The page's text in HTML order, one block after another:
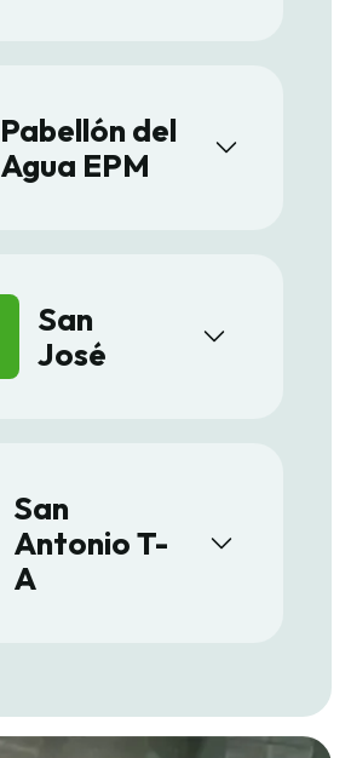
Pabellón del
Agua EPM
San
José
San
Antonio T-
A